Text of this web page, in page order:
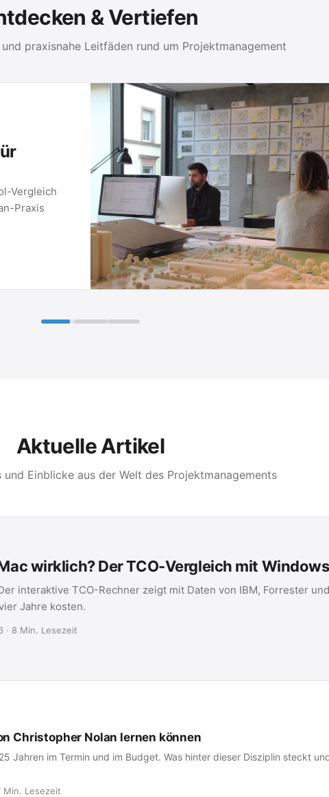
& Vertiefen
praxisnahe Leitfäden rund um Projektmanagement
Aktuelle Artikel
und Einblicke aus der Welt des Projektmanagements
wirklich? Der TCO-Vergleich mit Windows
interaktive TCO-Rechner zeigt mit Daten von IBM, Forrester
Jahre kosten.
· 8 Min. Lesezeit
Christopher Nolan lernen können
Jahren im Termin und im Budget. Was hinter dieser Disziplin steckt
Min. Lesezeit